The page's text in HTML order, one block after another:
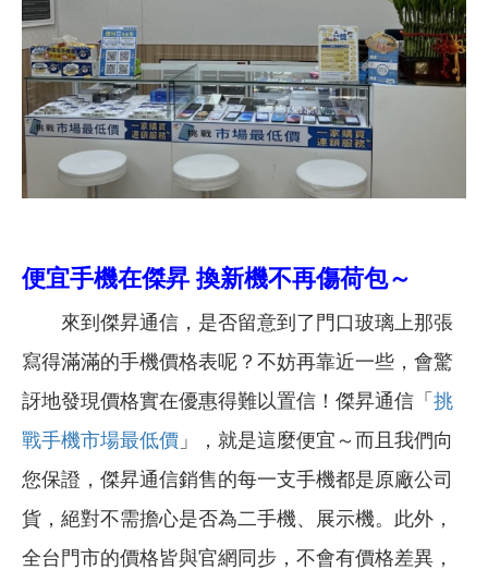
便宜手機在傑昇 換新機不再傷荷包～
來到傑昇通信，是否留意到了門口玻璃上那張
寫得滿滿的手機價格表呢？不妨再靠近一些，會驚
訝地發現價格實在優惠得難以置信！傑昇通信「 挑
戰手機市場最低價 」，就是這麼便宜～而且我們向
您保證，傑昇通信銷售的每一支手機都是原廠公司
貨，絕對不需擔心是否為二手機、展示機。此外，
全台門市的價格皆與官網同步，不會有價格差異，